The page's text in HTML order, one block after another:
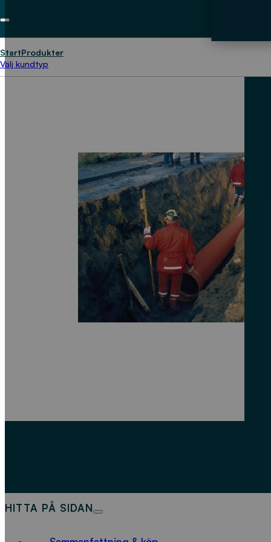
StartProdukter
Välj kundtyp
HITTA PÅ SIDAN